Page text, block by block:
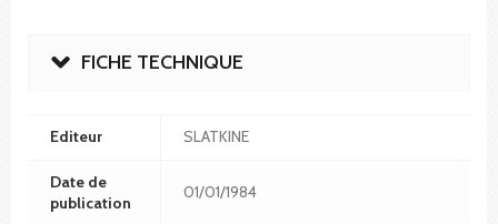
FICHE TECHNIQUE
Editeur SLATKINE
Date de
publication
01/01/1984